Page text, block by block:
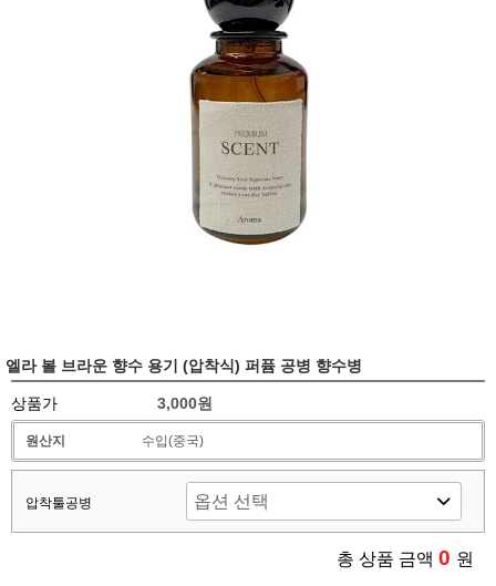
엘라 볼 브라운 향수 용기 (압착식) 퍼퓸 공병 향수병
상품가 3,000원
원산지 수입(중국)
압착툴공병
총 상품 금액 0 원